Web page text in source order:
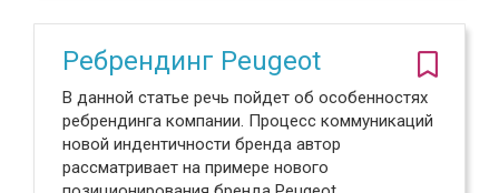
Ребрендинг Peugeot
В данной статье речь пойдет об особенностях
ребрендинга компании. Процесс коммуникаций
новой индентичности бренда автор
рассматривает на примере нового